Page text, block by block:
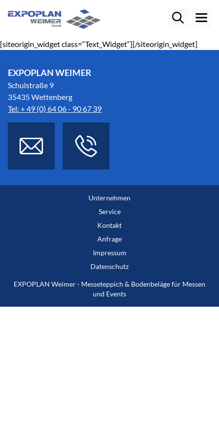
[siteorigin_widget class=“Text_Widget“][/siteorigin_widget]
EXPOPLAN WEIMER
Schulstraße 9
35435 Wettenberg
Tel: + 49 (0) 64 06 - 90 67 39
Unternehmen
Service
Kontakt
Anfrage
Impressum
Datenschutz
EXPOPLAN Weimer - Messeteppich & Bodenbeläge für Messen
und Events